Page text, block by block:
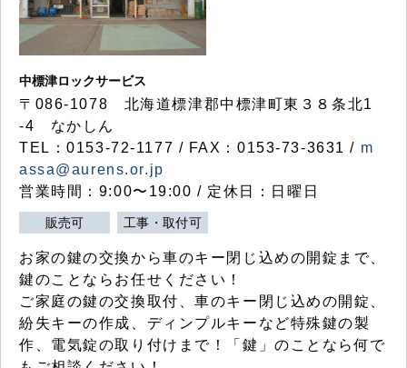
中標津ロックサービス
〒086-1078 北海道標津郡中標津町東３８条北1
-4 なかしん
TEL：0153-72-1177 / FAX：0153-73-3631 / m
assa@aurens.or.jp
営業時間：9:00〜19:00 / 定休日：日曜日
販売可 工事・取付可
お家の鍵の交換から車のキー閉じ込めの開錠まで、
鍵のことならお任せください！
ご家庭の鍵の交換取付、車のキー閉じ込めの開錠、
紛失キーの作成、ディンプルキーなど特殊鍵の製
作、電気錠の取り付けまで！「鍵」のことなら何で